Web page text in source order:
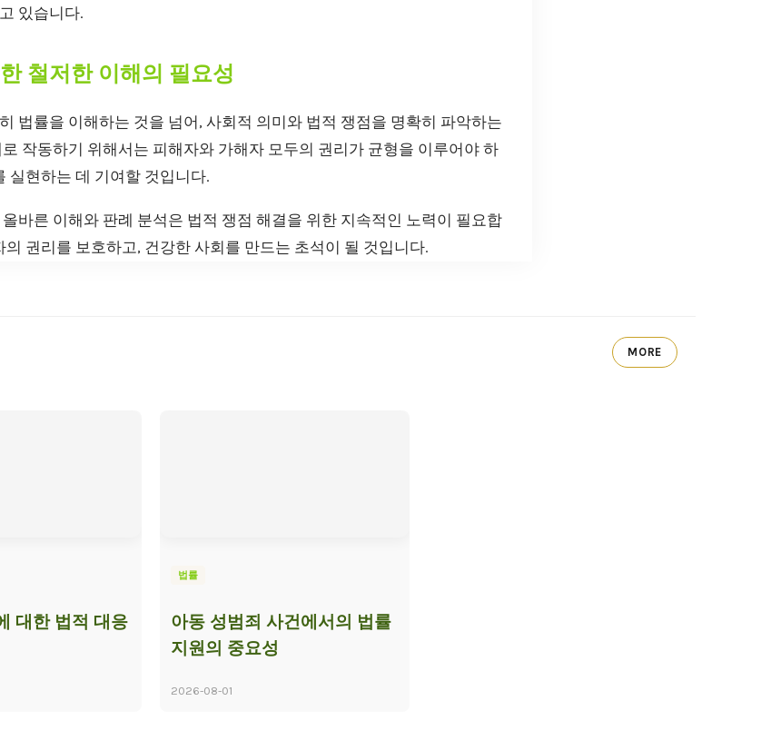
있습니다.
철저한 이해의 필요성
법률을 이해하는 것을 넘어, 사회적 의미와 법적 쟁점을 명확히 파악하는
작동하기 위해서는 피해자와 가해자 모두의 권리가 균형을 이루어야 하
실현하는 데 기여할 것입니다.
바른 이해와 판례 분석은 법적 쟁점 해결을 위한 지속적인 노력이 필요합
권리를 보호하고, 건강한 사회를 만드는 초석이 될 것입니다.
MORE
대한 법적 대응
법률
아동 성범죄 사건에서의 법률
지원의 중요성
2026-08-01